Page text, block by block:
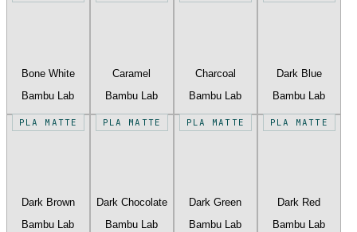
Bone White
Bambu Lab
Caramel
Bambu Lab
Charcoal
Bambu Lab
Dark Blue
Bambu Lab
PLA MATTE
Dark Brown
Bambu Lab
PLA MATTE
Dark Chocolate
Bambu Lab
PLA MATTE
Dark Green
Bambu Lab
PLA MATTE
Dark Red
Bambu Lab